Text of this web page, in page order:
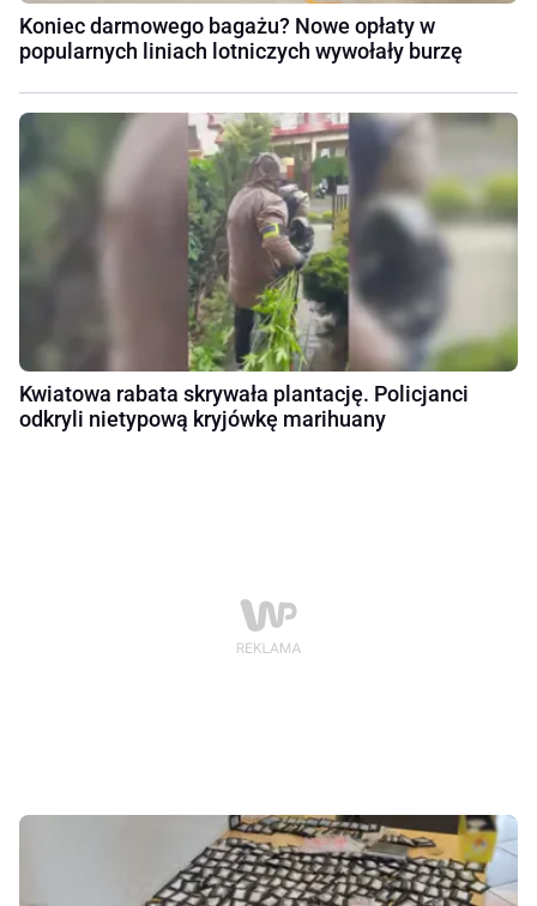
Koniec darmowego bagażu? Nowe opłaty w
popularnych liniach lotniczych wywołały burzę
Kwiatowa rabata skrywała plantację. Policjanci
odkryli nietypową kryjówkę marihuany